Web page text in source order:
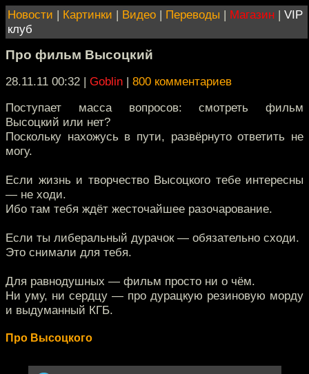
Новости | Картинки | Видео | Переводы | Магазин | VIP
клуб
Про фильм Высоцкий
28.11.11 00:32 | Goblin | 800 комментариев
Поступает масса вопросов: смотреть фильм
Высоцкий или нет?
Поскольку нахожусь в пути, развёрнуто ответить не
могу.
Если жизнь и творчество Высоцкого тебе интересны
— не ходи.
Ибо там тебя ждёт жесточайшее разочарование.
Если ты либеральный дурачок — обязательно сходи.
Это снимали для тебя.
Для равнодушных — фильм просто ни о чём.
Ни уму, ни сердцу — про дурацкую резиновую морду
и выдуманный КГБ.
Про Высоцкого